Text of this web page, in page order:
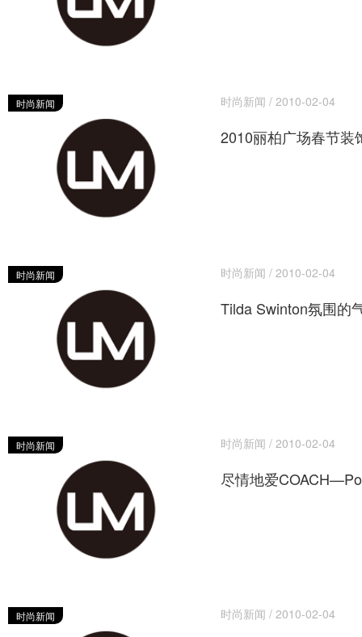
时尚新闻 时尚新闻 / 2010-02-04
2010丽柏广场春节装
时尚新闻 时尚新闻 / 2010-02-04
Tilda Swinton氛围的
时尚新闻 时尚新闻 / 2010-02-04
尽情地爱
时尚新闻 时尚新闻 / 2010-02-04